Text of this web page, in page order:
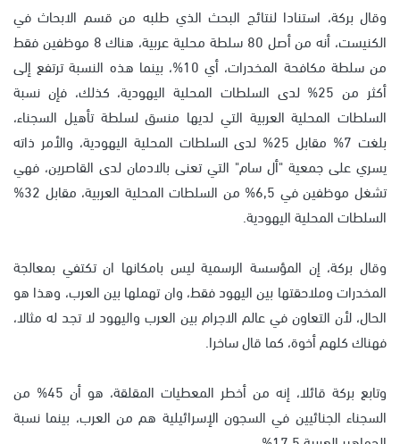
وقال بركة، استنادا لنتائج البحث الذي طلبه من قسم الابحاث في
الكنيست، أنه من أصل 80 سلطة محلية عربية، هناك 8 موظفين فقط
من سلطة مكافحة المخدرات، أي 10%، بينما هذه النسبة ترتفع إلى
أكثر من 25% لدى السلطات المحلية اليهودية، كذلك، فإن نسبة
السلطات المحلية العربية التي لديها منسق لسلطة تأهيل السجناء،
بلغت 7% مقابل 25% لدى السلطات المحلية اليهودية، والأمر ذاته
يسري على جمعية "أل سام" التي تعنى بالادمان لدى القاصرين، فهي
تشغل موظفين في 6,5% من السلطات المحلية العربية، مقابل 32%
السلطات المحلية اليهودية.
وقال بركة، إن المؤسسة الرسمية ليس بامكانها ان تكتفي بمعالجة
المخدرات وملاحقتها بين اليهود فقط، وان تهملها بين العرب، وهذا هو
الحال، لأن التعاون في عالم الاجرام بين العرب واليهود لا تجد له مثالا،
فهناك كلهم أخوة، كما قال ساخرا.
وتابع بركة قائلا، إنه من أخطر المعطيات المقلقة، هو أن 45% من
السجناء الجنائيين في السجون الإسرائيلية هم من العرب، بينما نسبة